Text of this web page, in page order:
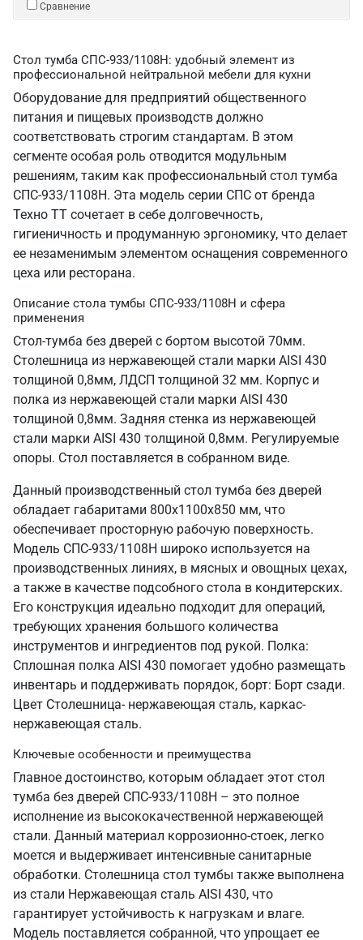
Сравнение
Стол тумба СПС-933/1108Н: удобный элемент из
профессиональной нейтральной мебели для кухни
Оборудование для предприятий общественного
питания и пищевых производств должно
соответствовать строгим стандартам. В этом
сегменте особая роль отводится модульным
решениям, таким как профессиональный стол тумба
СПС-933/1108Н. Эта модель серии СПС от бренда
Техно ТТ сочетает в себе долговечность,
гигиеничность и продуманную эргономику, что делает
ее незаменимым элементом оснащения современного
цеха или ресторана.
Описание стола тумбы СПС-933/1108Н и сфера
применения
Стол-тумба без дверей с бортом высотой 70мм.
Столешница из нержавеющей стали марки AISI 430
толщиной 0,8мм, ЛДСП толщиной 32 мм. Корпус и
полка из нержавеющей стали марки AISI 430
толщиной 0,8мм. Задняя стенка из нержавеющей
стали марки AISI 430 толщиной 0,8мм. Регулируемые
опоры. Стол поставляется в собранном виде.
Данный производственный стол тумба без дверей
обладает габаритами 800х1100х850 мм, что
обеспечивает просторную рабочую поверхность.
Модель СПС-933/1108Н широко используется на
производственных линиях, в мясных и овощных цехах,
а также в качестве подсобного стола в кондитерских.
Его конструкция идеально подходит для операций,
требующих хранения большого количества
инструментов и ингредиентов под рукой. Полка:
Сплошная полка AISI 430 помогает удобно размещать
инвентарь и поддерживать порядок, борт: Борт сзади.
Цвет Столешница- нержавеющая сталь, каркас-
нержавеющая сталь.
Ключевые особенности и преимущества
Главное достоинство, которым обладает этот стол
тумба без дверей СПС-933/1108Н – это полное
исполнение из высококачественной нержавеющей
стали. Данный материал коррозионно-стоек, легко
моется и выдерживает интенсивные санитарные
обработки. Столешница стол тумбы также выполнена
из стали Нержавеющая сталь AISI 430, что
гарантирует устойчивость к нагрузкам и влаге.
Модель поставляется собранной, что упрощает ее